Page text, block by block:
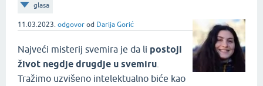
glasa
11.03.2023. odgovor od Darija Gorić
Najveći misterij svemira je da li postoji
život negdje drugdje u svemiru
Tražimo uzvišeno intelektualno biće kao